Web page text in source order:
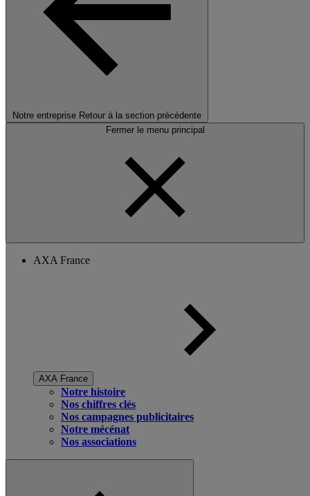
Notre entreprise Retour à la section précédente
Fermer le menu principal
AXA France
AXA France
Notre histoire
Nos chiffres clés
Nos campagnes publicitaires
Notre mécénat
Nos associations